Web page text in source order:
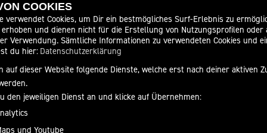
09:00 - 12:30 und 14:00 - 18:00
09:00 - 12:30 und 14:00 - 18:00
09:00 - 12:30 und 14:00 - 18:00
COOKIES
verwendet Cookies, um Dir ein bestmögliches Surf-Erlebnis zu
erhoben und dienen nicht für die Erstellung von Nutzungsprofilen oder
Verwendung. Sämtliche Informationen zu verwendeten Cookies und
du hier: Datenschutzerklärung
auf dieser Website folgende Dienste, welche erst nach deiner aktiven
den jeweiligen Dienst an und klicke auf Übernehmen:
und Youtube